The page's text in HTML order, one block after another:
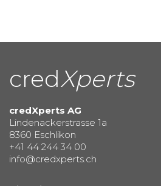
credXperts
credXperts AG
Lindenackerstrasse 1a
8360 Eschlikon
+41 44 244 34 00
info@credxperts.ch